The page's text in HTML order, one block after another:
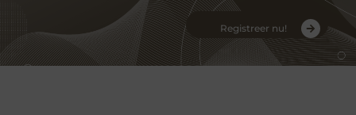
Registreer nu!